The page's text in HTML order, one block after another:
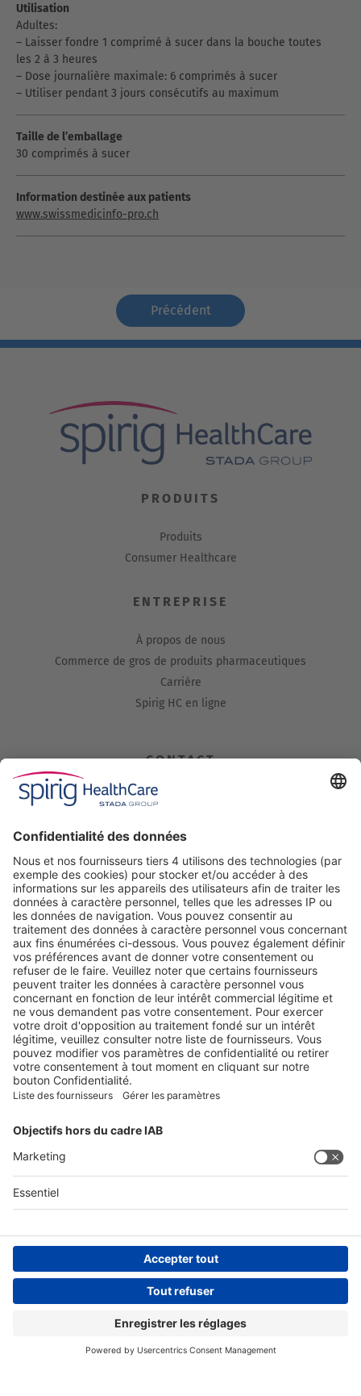
Utilisation
Adultes:
– Laisser fondre 1 comprimé à sucer dans la bouche toutes
les 2 à 3 heures
– Dose journalière maximale: 6 comprimés à sucer
– Utiliser pendant 3 jours consécutifs au maximum
Taille de l’emballage
30 comprimés à sucer
Information destinée aux patients
www.swissmedicinfo-pro.ch
Précédent
PRODUITS
Produits
Consumer Healthcare
ENTREPRISE
À propos de nous
Commerce de gros de produits pharmaceutiques
Carrière
Spirig HC en ligne
CONTACT
Spirig HealthCare AG
Industriestrasse 30
Tel. +41 62 388 85 00
Fax +41 62 388 85 85
info@spirig-healthcare.ch
Pharmacovigilance:
Pour l’annonce d’effets indésirables d'un médicament de Spirig
HealthCare SA
Tel. +41 62 388 85 88
pharmacovigilance@spirig-healthcare.ch
SUIVEZ-NOUS SUR
Conditions générales
Déclaration de protection des données
Avis de protection
Compliance